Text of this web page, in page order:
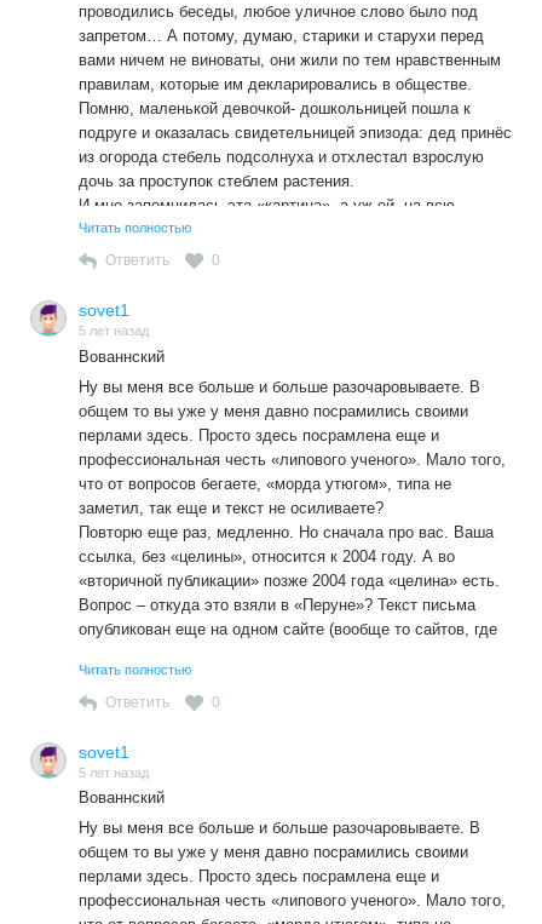
проводились беседы, любое уличное слово было под
запретом… А потому, думаю, старики и старухи перед
вами ничем не виноваты, они жили по тем нравственным
правилам, которые им декларировались в обществе.
Помню, маленькой девочкой- дошкольницей пошла к
подруге и оказалась свидетельницей эпизода: дед принёс
из огорода стебель подсолнуха и отхлестал взрослую
дочь за проступок стеблем растения.
И мне запомнилась эта «картина», а уж ей, на всю
оставшуюся жизнь!
За колбасу не пожалели будущее поколение.
наказаны…
Читать полностью
Ответить 0
sovet1
5 лет назад
Вованнский
Ну вы меня все больше и больше разочаровываете. В
общем то вы уже у меня давно посрамились своими
перлами здесь. Просто здесь посрамлена еще и
профессиональная честь «липового ученого». Мало того,
что от вопросов бегаете, «морда утюгом», типа не
заметил, так еще и текст не осиливаете?
Повторю еще раз, медленно. Но сначала про вас. Ваша
ссылка, без «целины», относится к 2004 году. А во
«вторичной публикации» позже 2004 года «целина» есть.
Вопрос – откуда это взяли в «Перуне»? Текст письма
опубликован еще на одном сайте (вообще то сайтов, где
нам то интересно ранее 2004 года ), который нашел забив
в поисковике текст.
Божией Матери», в «Державном листке» №15 за 2003
перепечатка письма из газеты. А ЧТО ЭТО ЗА ГАЗЕТА, Я
ВАМ УЖЕ ДАЛ – ЭТО «СОВЕТСКАЯ РОССИЯ» №57 ОТ
17 МАЯ 2001 ГОДА. Хорошо видно, может вам надо дать
еще крупнее. А чтобы не обвинили в подтасовке, я
привел статьи которые там были опубликованы.
P.S. Адреса я не даю. Мой поиск, это МОЯ
ИНТЕЛЛЕКТУАЛЬНАЯ СОБСТВЕННОСТЬ, чтобы потом
Читать полностью
Ответить 0
sovet1
5 лет назад
Вованнский
Ну вы меня все больше и больше разочаровываете. В
общем то вы уже у меня давно посрамились своими
перлами здесь. Просто здесь посрамлена еще и
профессиональная честь «липового ученого». Мало того,